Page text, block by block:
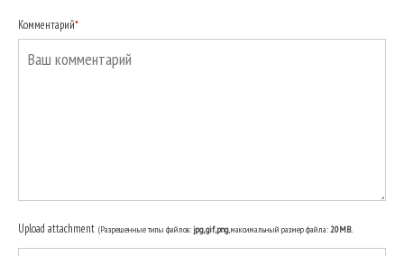
Комментарий*
Upload attachment (Разрешенные типы файлов:jpg, gif, png, максимальный размер файла:20MB.